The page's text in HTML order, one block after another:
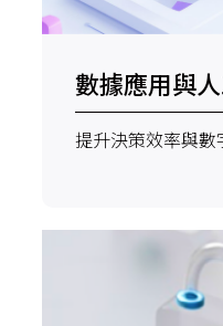
數據應用與
提升決策效率與數